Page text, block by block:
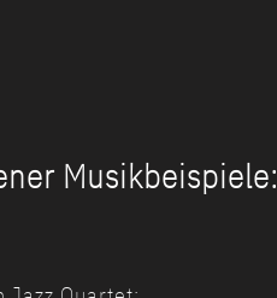
Musikbeispiele: